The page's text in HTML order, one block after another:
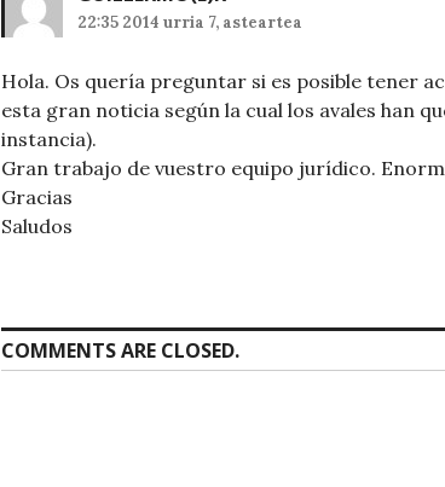
22:35 2014 urria 7, asteartea
Hola. Os quería preguntar si es posible tener
esta gran noticia según la cual los avales han
instancia).
Gran trabajo de vuestro equipo jurídico.
Gracias
Saludos
COMMENTS ARE CLOSED.